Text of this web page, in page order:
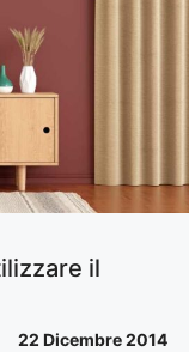
il
22 Dicembre 2014